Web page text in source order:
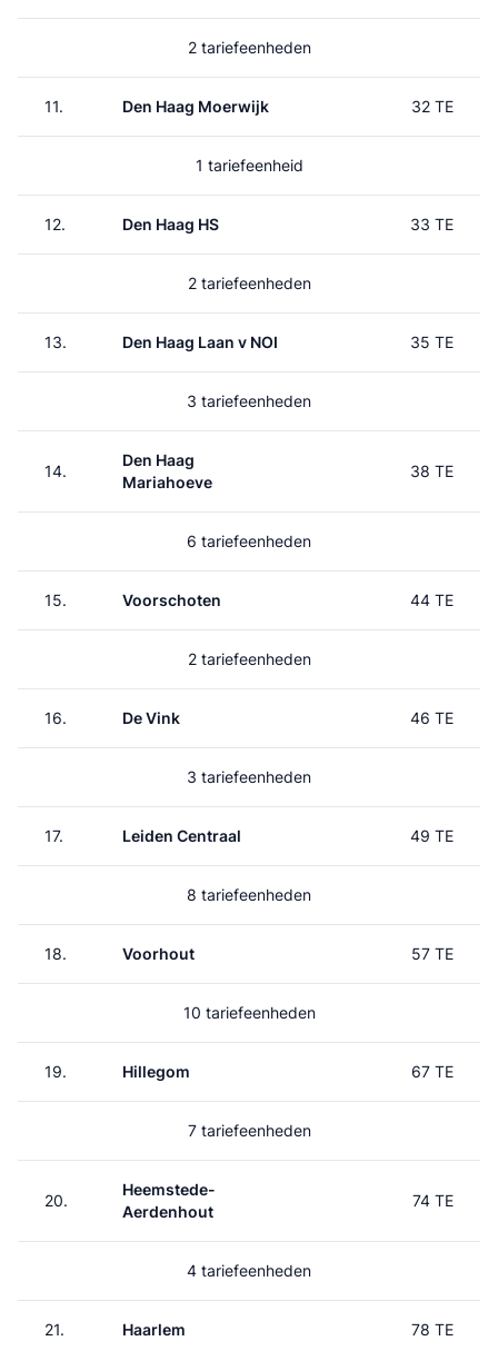
2 tariefeenheden
11. Den Haag Moerwijk 32 TE
1 tariefeenheid
12. Den Haag HS 33 TE
2 tariefeenheden
13. Den Haag Laan v NOI 35 TE
3 tariefeenheden
14.
Den Haag
Mariahoeve
38 TE
6 tariefeenheden
15. Voorschoten 44 TE
2 tariefeenheden
16. De Vink 46 TE
3 tariefeenheden
17. Leiden Centraal 49 TE
8 tariefeenheden
18. Voorhout 57 TE
10 tariefeenheden
19. Hillegom 67 TE
7 tariefeenheden
20.
Heemstede-
Aerdenhout
74 TE
4 tariefeenheden
21. Haarlem 78 TE